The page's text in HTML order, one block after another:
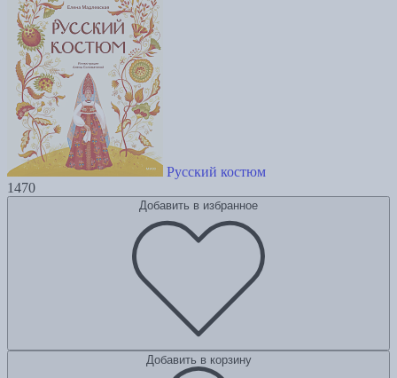
Русский костюм
1470
Добавить в избранное
Добавить в корзину